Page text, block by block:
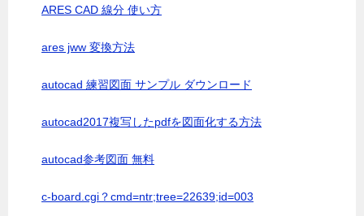
ARES CAD 線分 使い方
ares jww 変換方法
autocad 練習図面 サンプル ダウンロード
autocad2017複写したpdfを図面化する方法
autocad参考図面 無料
c-board.cgi？cmd=ntr;tree=22639;id=003